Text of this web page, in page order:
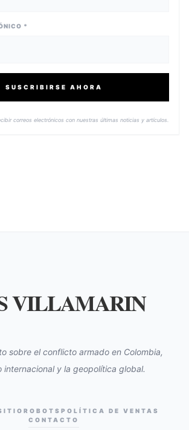
*
SUSCRIBIRSE AHORA
correos electrónicos con nuestras últimas noticias y artículos.
VILLAMARIN
sobre el conflicto armado en Colombia,
internacional y la geopolítica global.
ROBOTS POLÍTICA DE VENTAS
CONTACTO